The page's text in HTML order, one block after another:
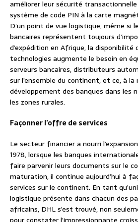
améliorer leur sécurité
système de code PIN à la carte
D’un point de vue logistique, même si
bancaires représentent toujours
d’expédition en Afrique, la disponibilité
technologies augmente le besoin en
serveurs bancaires, distributeurs
sur l’ensemble du continent, et ce, à la
développement des banques dans les
les zones rurales.
Façonner l’offre de services
Le secteur financier a nourri
1978, lorsque les banques
faire parvenir leurs documents sur le
maturation, il continue aujourd’hui à
services sur le continent. En tant
logistique présente dans chacun des
africains, DHL s’est trouvé, non